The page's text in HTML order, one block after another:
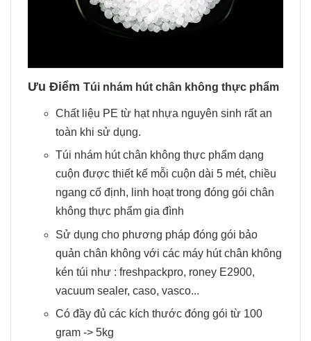
Ưu Điểm Túi nhám hút chân không thực phẩm
Chất liệu PE từ hạt nhựa nguyên sinh rất an
toàn khi sử dụng.
Túi nhám hút chân không thực phẩm dạng
cuộn được thiết kế mỗi cuộn dài 5 mét, chiều
ngang cố định, linh hoạt trong đóng gói chân
không thực phẩm gia đình
Sử dụng cho phương pháp đóng gói bảo
quản chân không với các máy hút chân không
kén túi như : freshpackpro, roney E2900,
vacuum sealer, caso, vasco...
Có đầy đủ các kích thước đóng gói từ 100
gram -> 5kg